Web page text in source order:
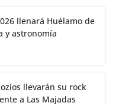
llenará Huélamo de
y astronomía
llevarán su rock
a Las Majadas